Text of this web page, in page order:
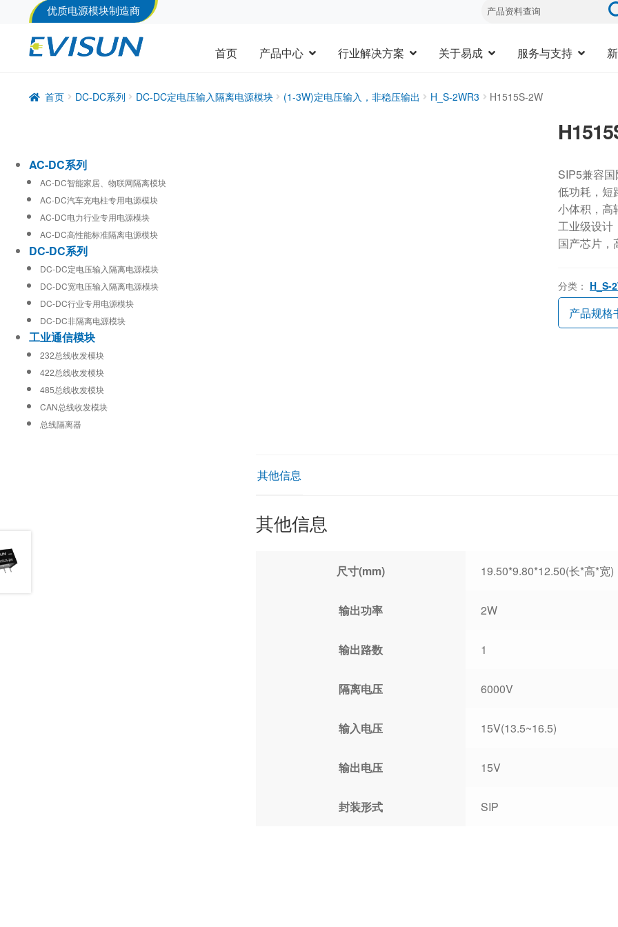
优质电源模块制造商
首页 产品中心 行业解决方案 关于易成 服务与支持
首页 DC-DC系列 DC-DC定电压输入隔离电源模块 (1-3W)定电压输入，非稳压输出 H_S-2WR3 H1515S-2W
SIP5兼容
低功耗，短
小体积，高
工业级设计
国产芯片，
分类： H_S-
产品规格
其他信息
其他信息
尺寸(mm) 19.50*9.80*12.50(长*高*宽)
输出功率 2W
输出路数 1
隔离电压 6000V
输入电压 15V(13.5~16.5)
输出电压 15V
封装形式 SIP
AC-DC系列
AC-DC智能家居、物联网隔离模块
AC-DC汽车充电柱专用电源模块
AC-DC电力行业专用电源模块
AC-DC高性能标准隔离电源模块
DC-DC系列
DC-DC定电压输入隔离电源模块
DC-DC宽电压输入隔离电源模块
DC-DC行业专用电源模块
DC-DC非隔离电源模块
工业通信模块
232总线收发模块
422总线收发模块
485总线收发模块
CAN总线收发模块
总线隔离器